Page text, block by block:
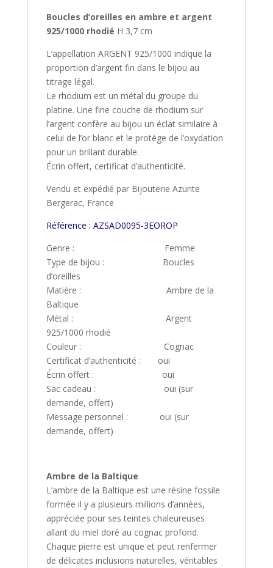
Boucles d’oreilles en ambre et argent
925/1000 rhodié H 3,7 cm
L’appellation ARGENT 925/1000 indique la
proportion d’argent fin dans le bijou au
titrage légal.
Le rhodium est un métal du groupe du
platine. Une fine couche de rhodium sur
l’argent confère au bijou un éclat similaire à
celui de l’or blanc et le protège de l’oxydation
pour un brillant durable.
Écrin offert, certificat d’authenticité.
Vendu et expédié par Bijouterie Azurite
Bergerac, France
Référence : AZSAD0095-3EOROP
Genre : Femme
Type de bijou : Boucles
d’oreilles
Matière : Ambre de la
Baltique
Métal : Argent
925/1000 rhodié
Couleur : Cognac
Certificat d’authenticité : oui
Écrin offert : oui
Sac cadeau : oui (sur
demande, offert)
Message personnel : oui (sur
demande, offert)
Ambre de la Baltique
L’ambre de la Baltique est une résine fossile
formée il y a plusieurs millions d’années,
appréciée pour ses teintes chaleureuses
allant du miel doré au cognac profond.
Chaque pierre est unique et peut renfermer
de délicates inclusions naturelles, véritables